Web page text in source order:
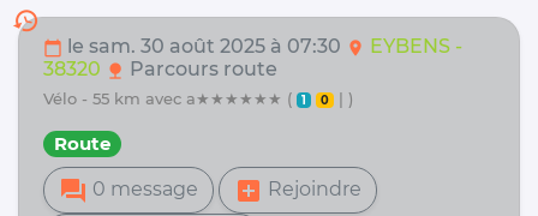
history
calendar_today le sam. 30 août 2025 à 07:30 location_on EYBENS -
38320 nature Parcours route
vélo - 55 km avec a★★★★★★ ( 1 0 | )
Route
forum 0 message add_box Rejoindre